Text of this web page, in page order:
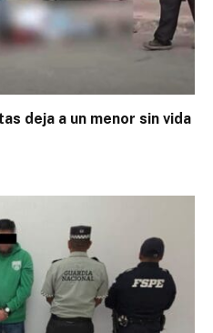
deja a un menor sin vida